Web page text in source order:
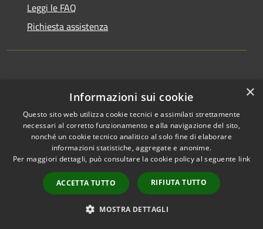
Leggi le FAQ
Richiesta assistenza
Informativa privacy
Informative privacy altri servizi
Note legali
Dichiarazione di accessibilità
×
Informazioni sui cookie
Questo sito web utilizza cookie tecnici e assimilati strettamente
necessari al corretto funzionamento e alla navigazione del sito,
nonché un cookie tecnico analitico al solo fine di elaborare
informazioni statistiche, aggregate e anonime.
Per maggiori dettagli, può consultare la cookie policy al seguente link
ACCETTA TUTTO RIFIUTA TUTTO
MOSTRA DETTAGLI